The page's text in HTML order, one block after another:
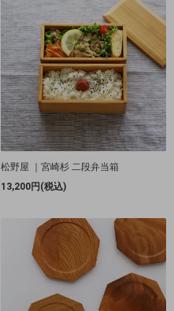
松野屋 ｜宮崎杉 二段弁当箱
13,200円(税込)